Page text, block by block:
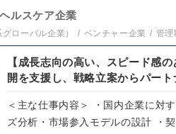
ルスケア企業
ローバル企業） ベンチャー企業 管理
【成長志向の高い、スピード感
開を支援し、戦略立案からパー
＜主な仕事内容＞ ・国内企業に対
ズ分析・市場参入モデルの設計 ・